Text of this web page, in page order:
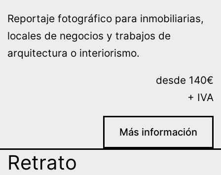
Reportaje fotográfico para inmobiliarias,
locales de negocios y trabajos de
arquitectura o interiorismo.
desde 140€
+ IVA
Más información
Retrato